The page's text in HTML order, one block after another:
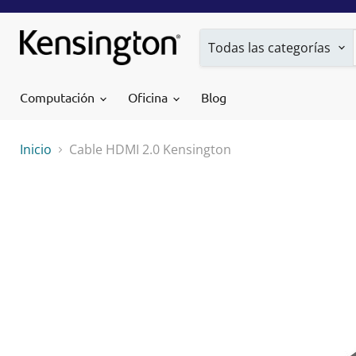
Todas las categorías
Computación Oficina Blog
Inicio Cable HDMI 2.0 Kensington